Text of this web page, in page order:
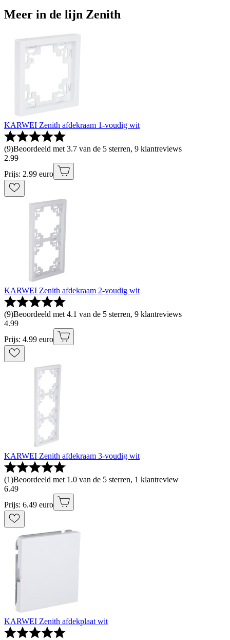
Meer in de lijn Zenith
KARWEI Zenith afdekraam 1-voudig wit
(9)Beoordeeld met 3.7 van de 5 sterren, 9 klantreviews
2.99
Prijs: 2.99 euro
KARWEI Zenith afdekraam 2-voudig wit
(9)Beoordeeld met 4.1 van de 5 sterren, 9 klantreviews
4.99
Prijs: 4.99 euro
KARWEI Zenith afdekraam 3-voudig wit
(1)Beoordeeld met 1.0 van de 5 sterren, 1 klantreview
6.49
Prijs: 6.49 euro
KARWEI Zenith afdekplaat wit